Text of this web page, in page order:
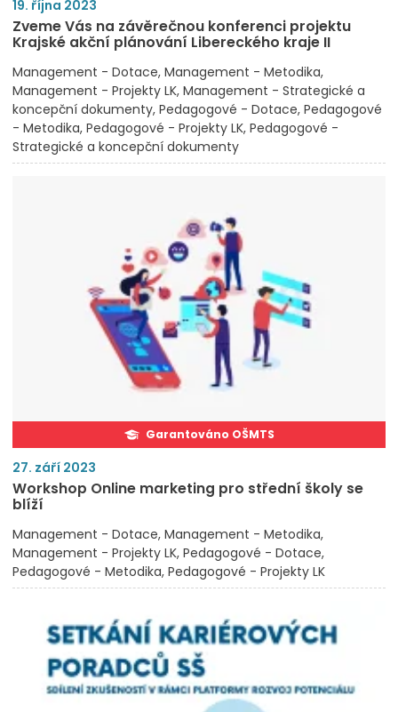
19. října 2023
Zveme Vás na závěrečnou konferenci projektu
Krajské akční plánování Libereckého kraje II
Management - Dotace Management - Metodika
Management - Projekty LK Management - Strategické a
koncepční dokumenty Pedagogové - Dotace Pedagogové
- Metodika Pedagogové - Projekty LK Pedagogové -
Strategické a koncepční dokumenty
Garantováno OŠMTS
27. září 2023
Workshop Online marketing pro střední školy se
blíží
Management - Dotace Management - Metodika
Management - Projekty LK Pedagogové - Dotace
Pedagogové - Metodika Pedagogové - Projekty LK